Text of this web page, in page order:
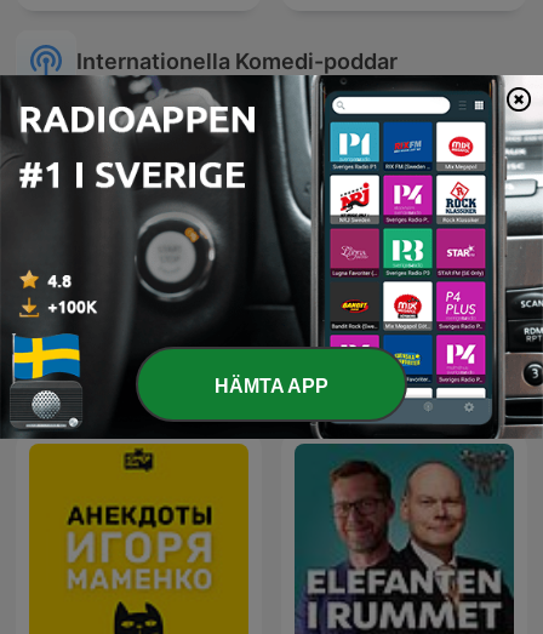
Internationella Komedi-poddar
Teen Taal Wat een Week!
HÄMTA APP